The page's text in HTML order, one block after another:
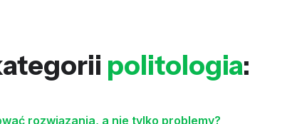
politologia:
rozwiązania, a nie tylko problemy?